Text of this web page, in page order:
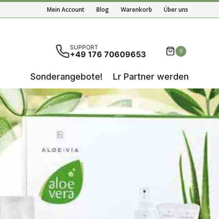
Mein Account Blog Warenkorb Über uns
der automatischen Vervollständigung
SUPPORT
+49 176 70609653 0
Sonderangebote! Lr Partner werden